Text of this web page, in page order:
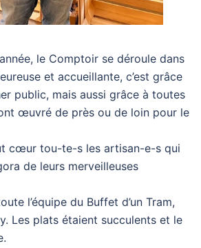
le Comptoir se déroule dans
et accueillante, c’est grâce
public, mais aussi grâce à toutes
œuvré de près ou de loin pour le
cœur tou-te-s les artisan-e-s qui
de leurs merveilleuses
l’équipe du Buffet d’un Tram,
Les plats étaient succulents et le